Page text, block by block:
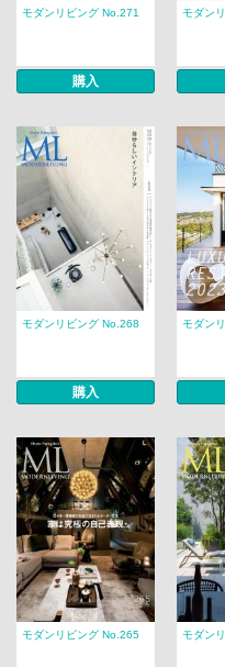
モダンリビング No.271
購入
モダン
モダンリビング No.268
購入
モダン
モダンリビング No.265 モダン